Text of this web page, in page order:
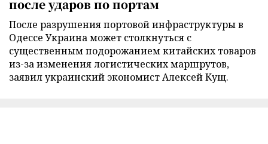
после ударов по портам
После разрушения портовой инфраструктуры в
Одессе Украина может столкнуться с
существенным подорожанием китайских товаров
из-за изменения логистических маршрутов,
заявил украинский экономист Алексей Кущ.